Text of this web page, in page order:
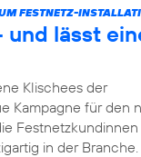
FESTNETZ-
lässt
Klischees der
Kampagne für den
in der Branche.